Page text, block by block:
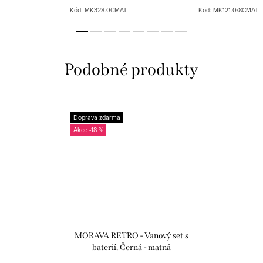
Kód: MK328.0CMAT Kód: MK121.0/8CMAT
Doprava zdarma
-18 %
MORAVA RETRO - Vanový set s
baterií, Černá - matná